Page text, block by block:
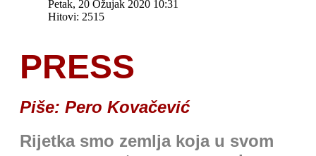
Petak, 20 Ožujak 2020 10:31
Hitovi: 2515
PRESS
Piše: Pero Kovačević
Rijetka smo zemlja koja u svom